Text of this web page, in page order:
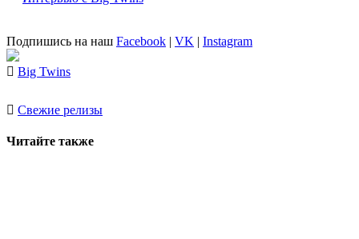
Подпишись на наш Facebook | VK | Instagram
Big Twins
Свежие релизы
Читайте также